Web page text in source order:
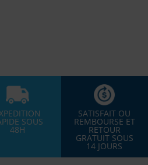
SOUS
48H
SATISFAIT OU
REMBOURSE ET
RETOUR
GRATUIT SOUS
14 JOURS